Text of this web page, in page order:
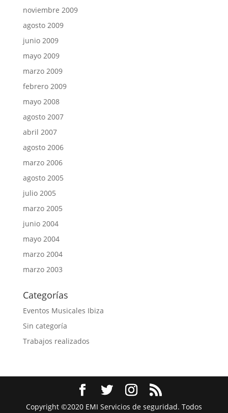
noviembre 2009
agosto 2009
junio 2009
mayo 2009
marzo 2009
febrero 2009
mayo 2008
agosto 2007
abril 2007
agosto 2006
marzo 2006
agosto 2005
julio 2005
marzo 2005
junio 2004
mayo 2004
marzo 2004
marzo 2003
Categorías
Eventos Musicales Ibiza
Sin categoría
Trabajos realizados
Copyright ©2020 EMI Servicios de seguridad. Todos